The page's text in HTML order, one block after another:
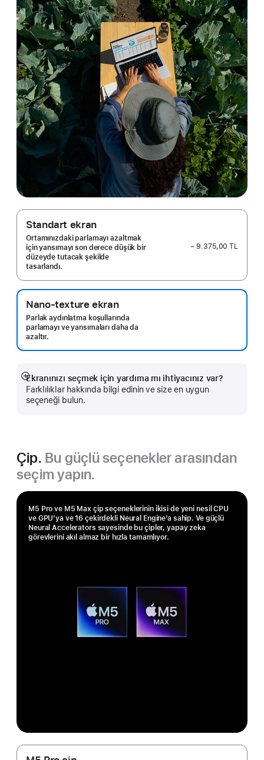
Standart ekran
Ortamınızdaki parlamayı azaltmak
için yansımayı son derece düşük bir
düzeyde tutacak şekilde
tasarlandı.
− 9.375,00 TL
Nano-texture ekran
Parlak aydınlatma koşullarında
parlamayı ve yansımaları daha da
azaltır.
Ekranınızı seçmek için yardıma mı ihtiyacınız var?
Farklılıklar hakkında bilgi edinin ve size en uygun
seçeneği bulun.
Daha
fazlasını
göster
Çip. Bu güçlü seçenekler arasından
seçim yapın.
M5 Pro ve M5 Max çip seçeneklerinin ikisi de yeni nesil CPU
ve GPU’ya ve 16 çekirdekli Neural Engine’a sahip. Ve güçlü
Neural Accelerators sayesinde bu çipler, yapay zeka
görevlerini akıl almaz bir hızla tamamlıyor.